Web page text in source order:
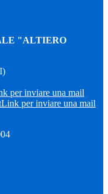
"ALTIERO
per inviare una mail
Link per inviare una mail